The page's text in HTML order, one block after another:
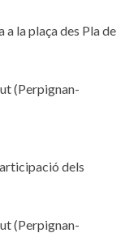
la plaça des Pla de
(Perpignan-
dels
(Perpignan-